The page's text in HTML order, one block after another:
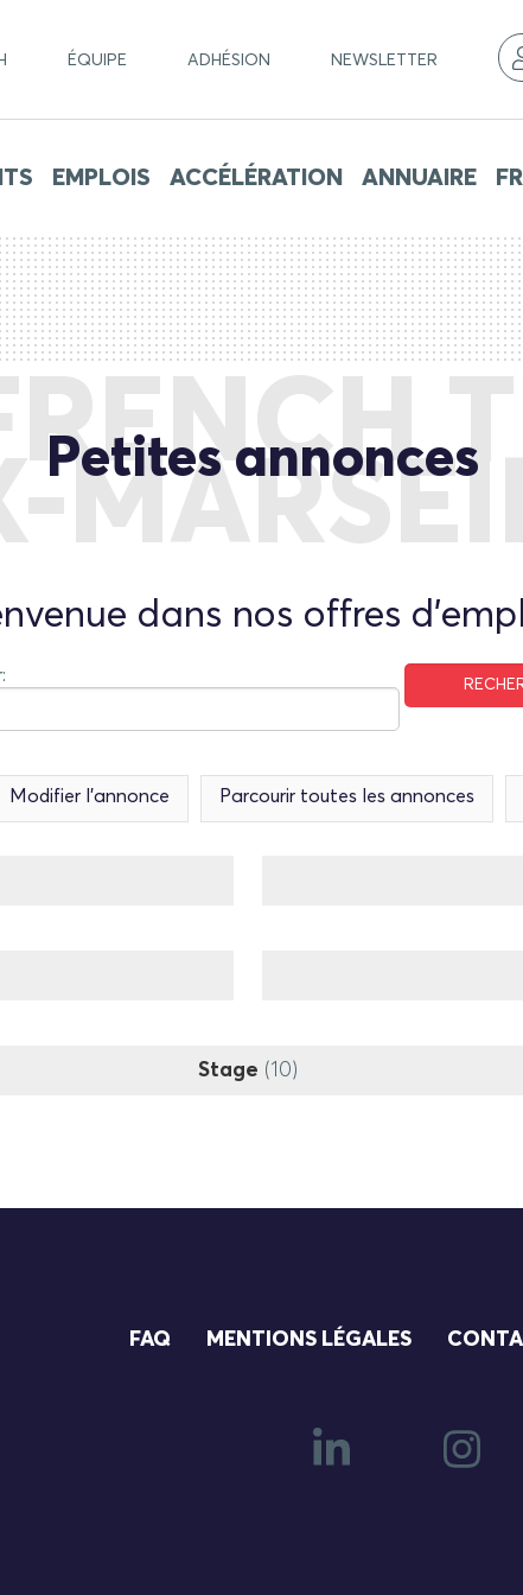
ÉQUIPE ADHÉSION NEWSLETTER
EMPLOIS ACCÉLÉRATION ANNUAIRE
Petites annonces
dans nos offres
Modifier l’annonce Parcourir toutes les annonces
Stage (10)
FAQ MENTIONS LÉGALES